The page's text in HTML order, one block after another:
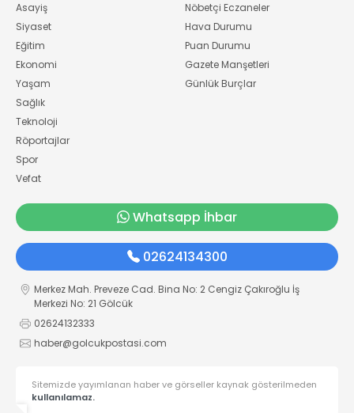
Asayiş
Siyaset
Eğitim
Ekonomi
Yaşam
Sağlık
Teknoloji
Röportajlar
Spor
Vefat
Nöbetçi Eczaneler
Hava Durumu
Puan Durumu
Gazete Manşetleri
Günlük Burçlar
Whatsapp İhbar
02624134300
Merkez Mah. Preveze Cad. Bina No: 2 Cengiz Çakıroğlu İş
Merkezi No: 21 Gölcük
02624132333
haber@golcukpostasi.com
Sitemizde yayımlanan haber ve görseller kaynak gösterilmeden
kullanılamaz.